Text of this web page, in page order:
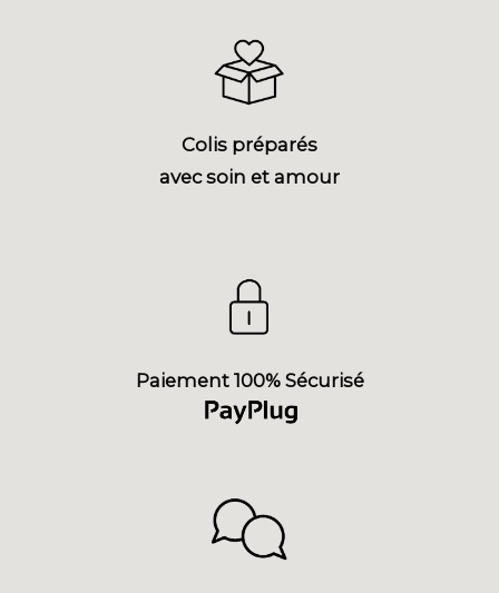
Colis préparés
avec soin et amour
Paiement 100% Sécurisé